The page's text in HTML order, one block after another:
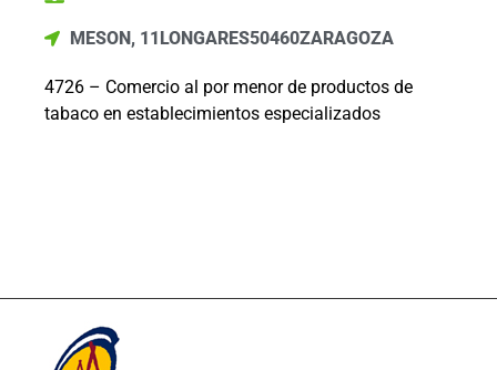
MESON, 11LONGARES50460ZARAGOZA
4726 – Comercio al por menor de productos de
tabaco en establecimientos especializados